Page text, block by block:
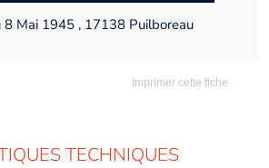
8 Mai 1945 , 17138 Puilboreau
Imprimer cette fiche
TECHNIQUES